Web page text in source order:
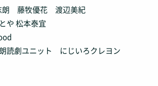
朗 藤牧優花 渡辺美紀
や 松本泰宜
朗読劇ユニット にじいろクレヨン